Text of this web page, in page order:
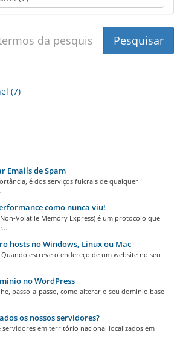
(7)
Emails de Spam
é dos serviços fulcrais de qualquer
como nunca viu!
Volatile Memory Express) é um protocolo que
hosts no Windows, Linux ou Mac
escreve o endereço de um website no seu
no WordPress
passo-a-passo, como alterar o seu domínio base
os nossos servidores?
servidores em território nacional localizados em